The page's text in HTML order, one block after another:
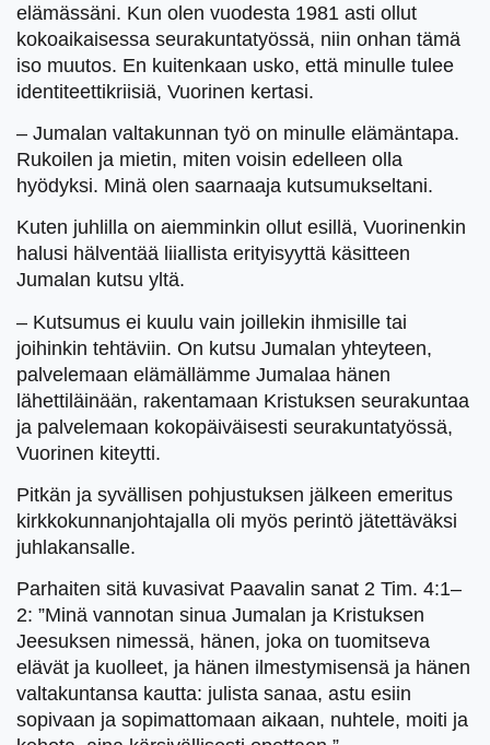
elämässäni. Kun olen vuodesta 1981 asti ollut
kokoaikaisessa seurakuntatyössä, niin onhan tämä
iso muutos. En kuitenkaan usko, että minulle tulee
identiteettikriisiä, Vuorinen kertasi.
– Jumalan valtakunnan työ on minulle elämäntapa.
Rukoilen ja mietin, miten voisin edelleen olla
hyödyksi. Minä olen saarnaaja kutsumukseltani.
Kuten juhlilla on aiemminkin ollut esillä, Vuorinenkin
halusi hälventää liiallista erityisyyttä käsitteen
Jumalan kutsu yltä.
– Kutsumus ei kuulu vain joillekin ihmisille tai
joihinkin tehtäviin. On kutsu Jumalan yhteyteen,
palvelemaan elämällämme Jumalaa hänen
lähettiläinään, rakentamaan Kristuksen seurakuntaa
ja palvelemaan kokopäiväisesti seurakuntatyössä,
Vuorinen kiteytti.
Pitkän ja syvällisen pohjustuksen jälkeen emeritus
kirkkokunnanjohtajalla oli myös perintö jätettäväksi
juhlakansalle.
Parhaiten sitä kuvasivat Paavalin sanat 2 Tim. 4:1–
2: ”Minä vannotan sinua Jumalan ja Kristuksen
Jeesuksen nimessä, hänen, joka on tuomitseva
elävät ja kuolleet, ja hänen ilmestymisensä ja hänen
valtakuntansa kautta: julista sanaa, astu esiin
sopivaan ja sopimattomaan aikaan, nuhtele, moiti ja